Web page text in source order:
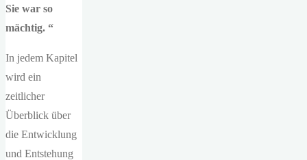
Sie war so
mächtig. “
In jedem Kapitel
wird ein
zeitlicher
Überblick über
die Entwicklung
und Entstehung